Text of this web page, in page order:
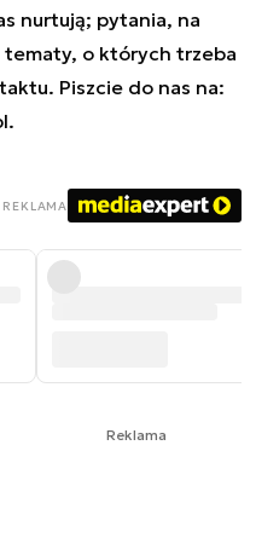
nurtują; pytania, na
o których trzeba
Piszcie do nas na:
.
REKLAMA
Reklama